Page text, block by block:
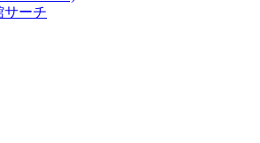
サーチ